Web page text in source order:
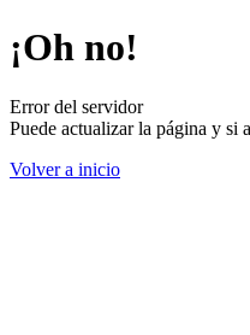
¡Oh no!
Error del servidor
Puede actualizar la página y si
Volver a inicio